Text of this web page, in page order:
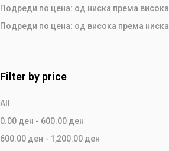
Подреди по цена: од ниска према висока
Подреди по цена: од висока према ниска
Filter by price
All
0.00 ден - 600.00 ден
600.00 ден - 1,200.00 ден